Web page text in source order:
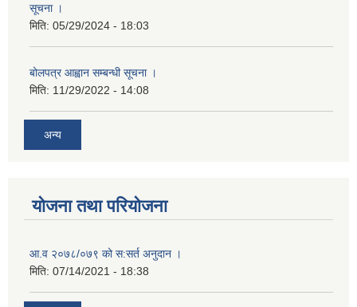
सूचना ।
मिति: 05/29/2024 - 18:03
बोलपत्र आह्वान सम्बन्धी सूचना ।
मिति: 11/29/2022 - 14:08
अन्य
योजना तथा परियोजना
आ.व २०७८/०७९ को स:सर्त अनुदान ।
मिति: 07/14/2021 - 18:38